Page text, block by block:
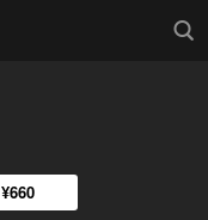
検索
¥660